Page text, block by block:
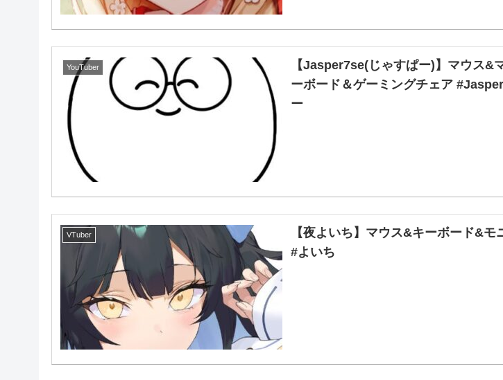
YouTuber
【Jasper7se(じゃすぱー)】マウス&
ーボード＆ゲーミングチェア
ー
VTuber
【夜よいち】マウス&キーボード&モ
#よいち